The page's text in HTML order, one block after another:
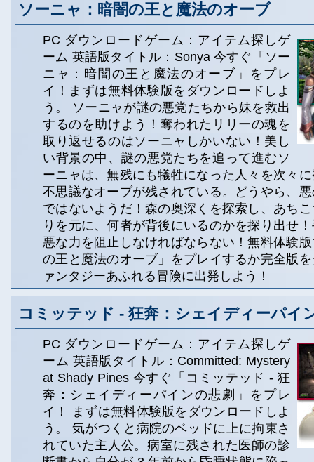
ソーニャ：暗闇の王と魔法のオーブ
PC ダウンロードゲーム：アイテム探しゲ
ーム 英語版タイトル：Sonya 今すぐ「ソー
ニャ：暗闇の王と魔法のオーブ」をプレ
イ！まずは無料体験版をダウンロードしよ
う。 ソーニャが謎の悪党たちから妹を救出
するのを助けよう！奪われたリリーの魂を
取り返せるのはソーニャしかいない！美し
い背景の中、謎の悪党たちを追って進むソ
ーニャは、無残にも犠牲になった人々を次々
不思議なオーブが残されている。どうやら、
ではないようだ！森の奥深くを探索し、あち
りを元に、何者が背後にいるのかを探り出せ
悪な力を阻止しなければならない！無料体験
の王と魔法のオーブ」をプレイするか完全版
ァンタジーあふれる冒険に出発しよう！
コミッテッド - 狂奔：シェイディーパイ
PC ダウンロードゲーム：アイテム探しゲ
ーム 英語版タイトル：Committed: Mystery
at Shady Pines 今すぐ「コミッテッド - 狂
奔：シェイディーパインの悲劇」をプレ
イ！ まずは無料体験版をダウンロードしよ
う。 気がつくと病院のベッドに上に拘束さ
れていた主人公。病室に残された医師の診